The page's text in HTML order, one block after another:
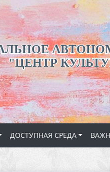
"ЦЕНТР
ДОСТУПНАЯ СРЕДА